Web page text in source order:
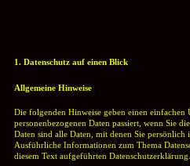
1. Datenschutz auf einen Blick
Allgemeine Hinweise
Die folgenden Hinweise geben einen
personenbezogenen Daten passiert, wenn Sie
Daten sind alle Daten, mit denen Sie
Ausführliche Informationen zum Thema
diesem Text aufgeführten Datenschutzerklärung.